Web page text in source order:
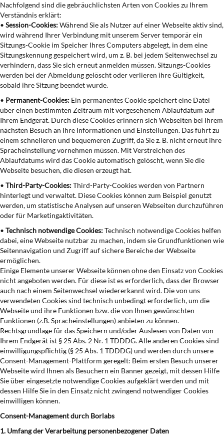
Nachfolgend sind die gebräuchlichsten Arten von Cookies zu Ihrem
Verständnis erklärt:
• Session-Cookies:Während Sie als Nutzer auf einer Webseite aktiv sind,
wird während Ihrer Verbindung mit unserem Server temporär ein
Sitzungs-Cookie im Speicher Ihres Computers abgelegt, in dem eine
Sitzungskennung gespeichert wird, um z. B. bei jedem Seitenwechsel zu
verhindern, dass Sie sich erneut anmelden müssen. Sitzungs-Cookies
werden bei der Abmeldung gelöscht oder verlieren ihre Gültigkeit,
sobald ihre Sitzung beendet wurde.
• Permanent-Cookies: Ein permanentes Cookie speichert eine Datei
über einen bestimmten Zeitraum mit vorgesehenem Ablaufdatum auf
Ihrem Endgerät. Durch diese Cookies erinnern sich Webseiten bei Ihrem
nächsten Besuch an Ihre Informationen und Einstellungen. Das führt zu
einem schnelleren und bequemeren Zugriff, da Sie z. B. nicht erneut ihre
Spracheinstellung vornehmen müssen. Mit Verstreichen des
Ablaufdatums wird das Cookie automatisch gelöscht, wenn Sie die
Webseite besuchen, die diesen erzeugt hat.
• Third-Party-Cookies:Third-Party-Cookies werden von Partnern
hinterlegt und verwaltet. Diese Cookies können zum Beispiel genutzt
werden, um statistische Analysen auf unseren Webseiten durchzuführen
oder für Marketingaktivitäten.
• Technisch notwendige Cookies:Technisch notwendige Cookies helfen
dabei, eine Webseite nutzbar zu machen, indem sie Grundfunktionen wie
Seitennavigation und Zugriff auf sichere Bereiche der Webseite
ermöglichen.
Einige Elemente unserer Webseite können ohne den Einsatz von Cookies
nicht angeboten werden. Für diese ist es erforderlich, dass der Browser
auch nach einem Seitenwechsel wiedererkannt wird. Die von uns
verwendeten Cookies sind technisch unbedingt erforderlich, um die
Webseite und ihre Funktionen bzw. die von Ihnen gewünschten
Funktionen (z.B. Spracheinstellungen) anbieten zu können.
Rechtsgrundlage für das Speichern und/oder Auslesen von Daten von
Ihrem Endgerät ist § 25 Abs. 2 Nr. 1 TDDDG. Alle anderen Cookies sind
einwilligungspflichtig (§ 25 Abs. 1 TDDDG) und werden durch unsere
Consent-Management-Plattform geregelt: Beim ersten Besuch unserer
Webseite wird Ihnen als Besuchern ein Banner gezeigt, mit dessen Hilfe
Sie über eingesetzte notwendige Cookies aufgeklärt werden und mit
dessen Hilfe Sie in den Einsatz nicht zwingend notwendiger Cookies
einwilligen können.
Consent-Management durch Borlabs
1. Umfang der Verarbeitung personenbezogener Daten